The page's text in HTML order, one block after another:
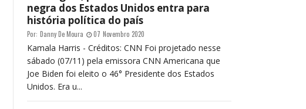
negra dos Estados Unidos entra para
história política do país
Por: Danny De Moura 07 Novembro 2020
Kamala Harris - Créditos: CNN Foi projetado nesse
sábado (07/11) pela emissora CNN Americana que
Joe Biden foi eleito o 46° Presidente dos Estados
Unidos. Era u...